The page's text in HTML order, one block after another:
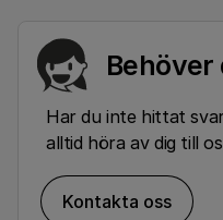
Behöver
Har du inte hittat
alltid höra av dig till
Kontakta oss